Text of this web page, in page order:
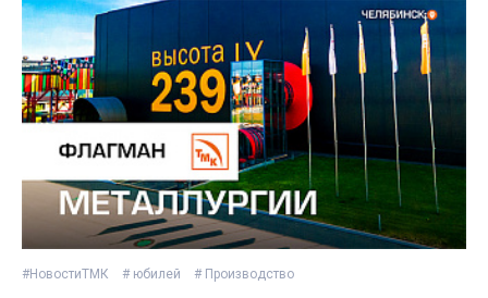
#НовостиТМК # юбилей # Производство